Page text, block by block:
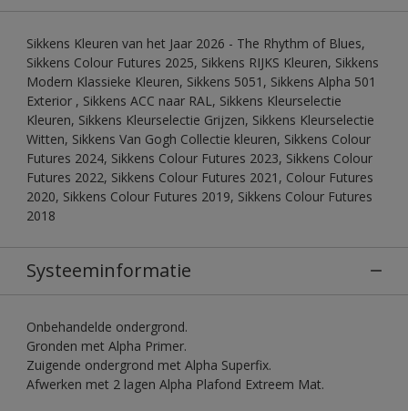
Sikkens Kleuren van het Jaar 2026 - The Rhythm of Blues,
Sikkens Colour Futures 2025, Sikkens RIJKS Kleuren, Sikkens
Modern Klassieke Kleuren, Sikkens 5051, Sikkens Alpha 501
Exterior , Sikkens ACC naar RAL, Sikkens Kleurselectie
Kleuren, Sikkens Kleurselectie Grijzen, Sikkens Kleurselectie
Witten, Sikkens Van Gogh Collectie kleuren, Sikkens Colour
Futures 2024, Sikkens Colour Futures 2023, Sikkens Colour
Futures 2022, Sikkens Colour Futures 2021, Colour Futures
2020, Sikkens Colour Futures 2019, Sikkens Colour Futures
2018
Systeeminformatie
Onbehandelde ondergrond.
Gronden met Alpha Primer.
Zuigende ondergrond met Alpha Superfix.
Afwerken met 2 lagen Alpha Plafond Extreem Mat.